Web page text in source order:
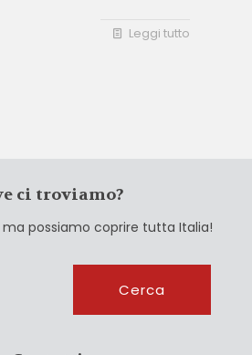
Leggi tutto
ci troviamo?
ma possiamo coprire tutta Italia!
Cerca